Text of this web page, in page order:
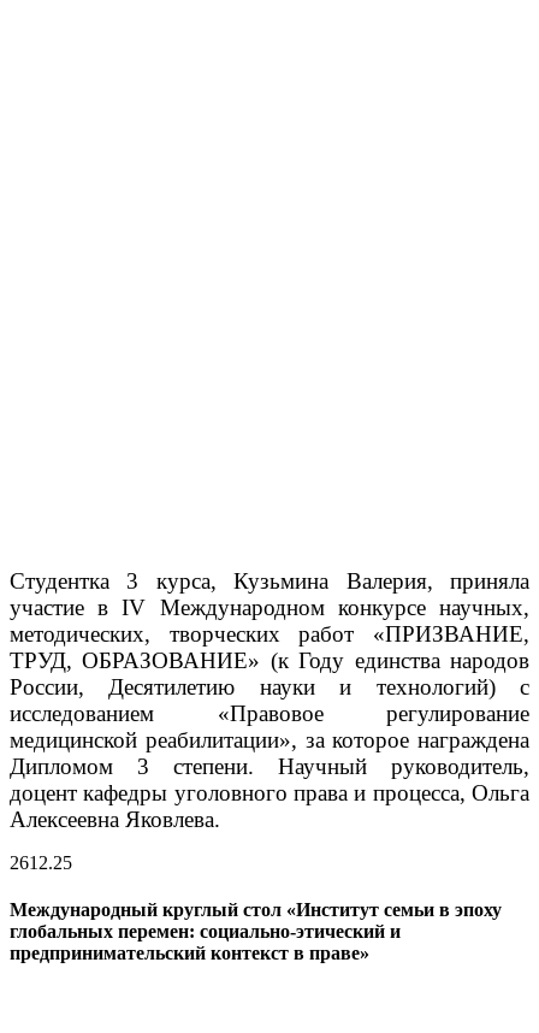
Студентка 3 курса, Кузьмина Валерия, приняла
участие в IV Международном конкурсе научных,
методических, творческих работ «ПРИЗВАНИЕ,
ТРУД, ОБРАЗОВАНИЕ» (к Году единства народов
России, Десятилетию науки и технологий) с
исследованием «Правовое регулирование
медицинской реабилитации», за которое награждена​
Дипломом 3 степени. Научный руководитель,
доцент кафедры уголовного права и процесса, Ольга
Алексеевна Яковлева.
2612.25
Международный круглый стол «Институт семьи в эпоху
глобальных перемен: социально-этический и
предпринимательский контекст в праве»